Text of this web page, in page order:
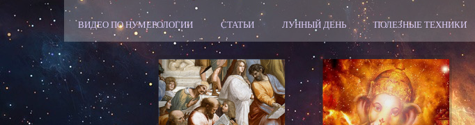
ВИДЕО ПО НУМЕРОЛОГИИ СТАТЬИ ЛУННЫЙ ДЕНЬ ПОЛЕЗНЫЕ ТЕХНИКИ